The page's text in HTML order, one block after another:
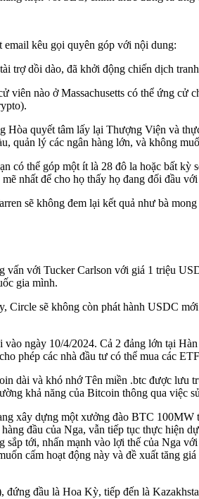
kêu gọi quyên góp với nội dung:
trợ dồi dào, đã khởi động chiến dịch
nào ở Massachusetts có thể ứng
quyết tâm lấy lại Thượng Viện và
quản lý các ngân hàng lớn, và không
có thể góp một ít là 28 đô la hoặc bất
nhất để cho họ thấy họ đang đối đầu
sẽ không đem lại kết quả như bà
vấn với Tucker Carlson với giá 1 triệu
gia mình.
Circle sẽ không còn phát hành USDC
ngày 10/4/2024. Cả 2 đảng lớn tại
phép các nhà đầu tư có thể mua các
dài và khó nhớ Tên miền .btc được lưu
khả năng của Bitcoin thông qua việc
xây dựng một xưởng đào BTC
đầu của Nga, vẫn tiếp tục thực
tới, nhấn mạnh vào lợi thế của Nga
cấm hoạt động này và đề xuất tăng
đứng đầu là Hoa Kỳ, tiếp đến là